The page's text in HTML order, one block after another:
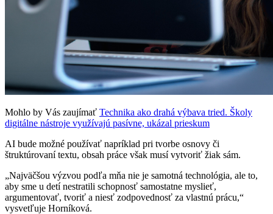
Mohlo by Vás zaujímať Technika ako drahá výbava tried. Školy
digitálne nástroje využívajú pasívne, ukázal prieskum
AI bude možné používať napríklad pri tvorbe osnovy či
štruktúrovaní textu, obsah práce však musí vytvoriť žiak sám.
„Najväčšou výzvou podľa mňa nie je samotná technológia, ale to,
aby sme u detí nestratili schopnosť samostatne myslieť,
argumentovať, tvoriť a niesť zodpovednosť za vlastnú prácu,“
vysvetľuje Horníková.